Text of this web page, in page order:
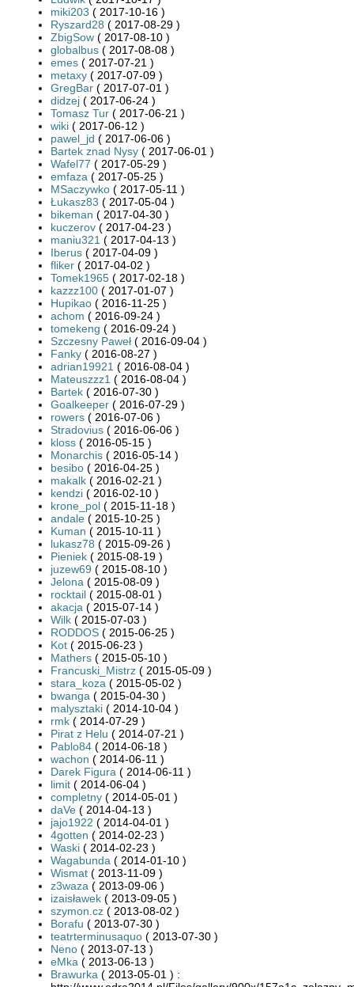
miki203 ( 2017-10-16 )
Ryszard28 ( 2017-08-29 )
ZbigSow ( 2017-08-10 )
globalbus ( 2017-08-08 )
emes ( 2017-07-21 )
metaxy ( 2017-07-09 )
GregBar ( 2017-07-01 )
didzej ( 2017-06-24 )
Tomasz Tur ( 2017-06-21 )
wiki ( 2017-06-12 )
pawel_jd ( 2017-06-06 )
Bartek znad Nysy ( 2017-06-01 )
Wafel77 ( 2017-05-29 )
emfaza ( 2017-05-25 )
MSaczywko ( 2017-05-11 )
Łukasz83 ( 2017-05-04 )
bikeman ( 2017-04-30 )
kuczerov ( 2017-04-23 )
maniu321 ( 2017-04-13 )
Iberus ( 2017-04-09 )
fliker ( 2017-04-02 )
Tomek1965 ( 2017-02-18 )
kazzz100 ( 2017-01-07 )
Hupikao ( 2016-11-25 )
achom ( 2016-09-24 )
tomekeng ( 2016-09-24 )
Szczesny Paweł ( 2016-09-04 )
Fanky ( 2016-08-27 )
adrian19921 ( 2016-08-04 )
Mateuszzz1 ( 2016-08-04 )
Bartek ( 2016-07-30 )
Goalkeeper ( 2016-07-29 )
rowers ( 2016-07-06 )
Stradovius ( 2016-06-06 )
kloss ( 2016-05-15 )
Monarchis ( 2016-05-14 )
besibo ( 2016-04-25 )
makalk ( 2016-02-21 )
kendzi ( 2016-02-10 )
krone_pol ( 2015-11-18 )
andale ( 2015-10-25 )
Kuman ( 2015-10-11 )
lukasz78 ( 2015-09-26 )
Pieniek ( 2015-08-19 )
juzew69 ( 2015-08-10 )
Jelona ( 2015-08-09 )
rocktail ( 2015-08-01 )
akacja ( 2015-07-14 )
Wilk ( 2015-07-03 )
RODDOS ( 2015-06-25 )
Kot ( 2015-06-23 )
Mathers ( 2015-05-10 )
Francuski_Mistrz ( 2015-05-09 )
stara_koza ( 2015-05-02 )
bwanga ( 2015-04-30 )
malysztaki ( 2014-10-04 )
rmk ( 2014-07-29 )
Pirat z Helu ( 2014-07-21 )
Pablo84 ( 2014-06-18 )
wachon ( 2014-06-11 )
Darek Figura ( 2014-06-11 )
limit ( 2014-06-04 )
completny ( 2014-05-01 )
daVe ( 2014-04-13 )
jajo1922 ( 2014-04-01 )
4gotten ( 2014-02-23 )
Waski ( 2014-02-23 )
Wagabunda ( 2014-01-10 )
Wismat ( 2013-11-09 )
z3waza ( 2013-09-06 )
izaisławek ( 2013-09-05 )
szymon.cz ( 2013-08-02 )
Borafu ( 2013-07-30 )
teatrterminusaquo ( 2013-07-30 )
Neno ( 2013-07-13 )
eMka ( 2013-06-13 )
Brawurka ( 2013-05-01 ) :